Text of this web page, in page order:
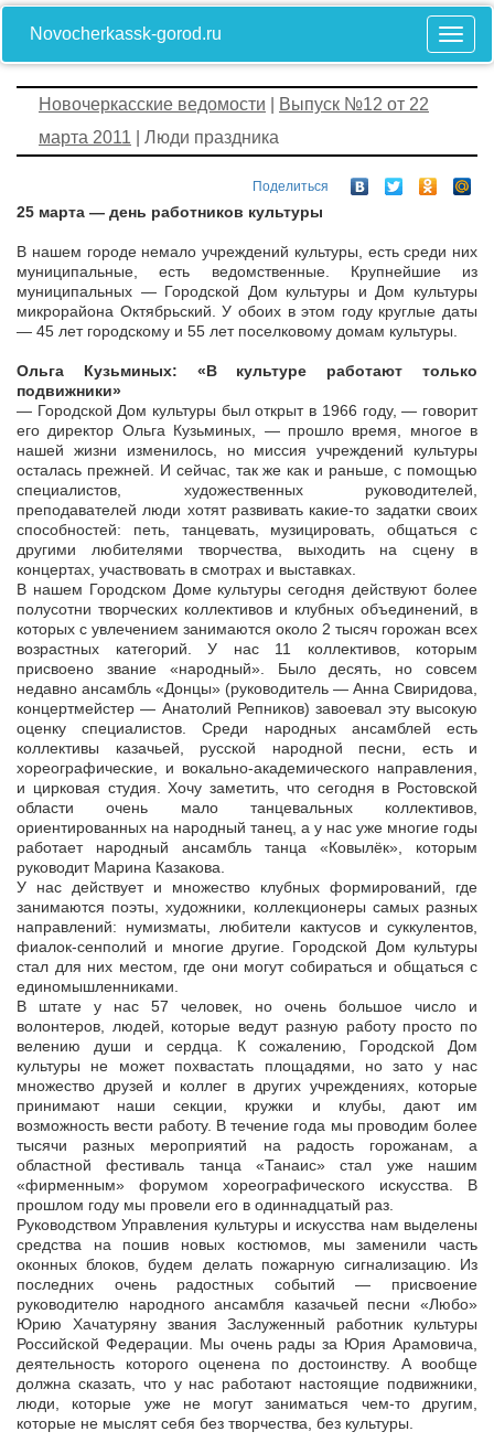
Novocherkassk-gorod.ru
Новочеркасские ведомости
Выпуск №12 от 22
марта 2011 | Люди праздника
Поделиться
25 марта — день работников культуры
В нашем городе немало учреждений культуры, есть среди них
муниципальные, есть ведомственные. Крупнейшие из
муниципальных — Городской Дом культуры и Дом культуры
микрорайона Октябрьский. У обоих в этом году круглые даты
— 45 лет городскому и 55 лет поселковому домам культуры.
Ольга Кузьминых: «В культуре работают только
подвижники»
— Городской Дом культуры был открыт в 1966 году, — говорит
его директор Ольга Кузьминых, — прошло время, многое в
нашей жизни изменилось, но миссия учреждений культуры
осталась прежней. И сейчас, так же как и раньше, с помощью
специалистов, художественных руководителей,
преподавателей люди хотят развивать какие-то задатки своих
способностей: петь, танцевать, музицировать, общаться с
другими любителями творчества, выходить на сцену в
концертах, участвовать в смотрах и выставках.
В нашем Городском Доме культуры сегодня действуют более
полусотни творческих коллективов и клубных объединений, в
которых с увлечением занимаются около 2 тысяч горожан всех
возрастных категорий. У нас 11 коллективов, которым
присвоено звание «народный». Было десять, но совсем
недавно ансамбль «Донцы» (руководитель — Анна Свиридова,
концертмейстер — Анатолий Репников) завоевал эту высокую
оценку специалистов. Среди народных ансамблей есть
коллективы казачьей, русской народной песни, есть и
хореографические, и вокально-академического направления,
и цирковая студия. Хочу заметить, что сегодня в Ростовской
области очень мало танцевальных коллективов,
ориентированных на народный танец, а у нас уже многие годы
работает народный ансамбль танца «Ковылёк», которым
руководит Марина Казакова.
У нас действует и множество клубных формирований, где
занимаются поэты, художники, коллекционеры самых разных
направлений: нумизматы, любители кактусов и суккулентов,
фиалок-сенполий и многие другие. Городской Дом культуры
стал для них местом, где они могут собираться и общаться с
единомышленниками.
В штате у нас 57 человек, но очень большое число и
волонтеров, людей, которые ведут разную работу просто по
велению души и сердца. К сожалению, Городской Дом
культуры не может похвастать площадями, но зато у нас
множество друзей и коллег в других учреждениях, которые
принимают наши секции, кружки и клубы, дают им
возможность вести работу. В течение года мы проводим более
тысячи разных мероприятий на радость горожанам, а
областной фестиваль танца «Танаис» стал уже нашим
«фирменным» форумом хореографического искусства. В
прошлом году мы провели его в одиннадцатый раз.
Руководством Управления культуры и искусства нам выделены
средства на пошив новых костюмов, мы заменили часть
оконных блоков, будем делать пожарную сигнализацию. Из
последних очень радостных событий — присвоение
руководителю народного ансамбля казачьей песни «Любо»
Юрию Хачатуряну звания Заслуженный работник культуры
Российской Федерации. Мы очень рады за Юрия Арамовича,
деятельность которого оценена по достоинству. А вообще
должна сказать, что у нас работают настоящие подвижники,
люди, которые уже не могут заниматься чем-то другим,
которые не мыслят себя без творчества, без культуры.